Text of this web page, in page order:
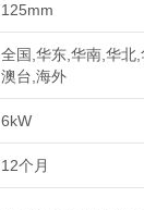
125mm
全国,华东,华南,华北
澳台,海外
6kW
12个月